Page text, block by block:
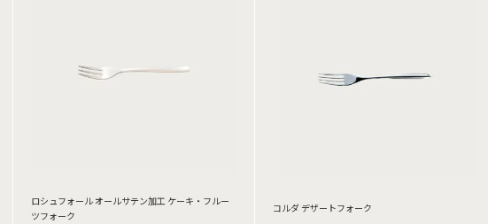
ロシュフォール オールサテン加工 ケーキ・フルー
ツフォーク
コルダ デザートフォーク